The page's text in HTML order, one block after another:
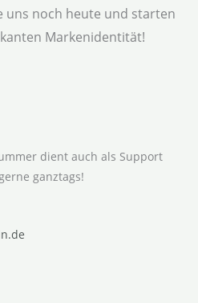
uns noch heute und starten
Markenidentität!
dient auch als Support
ganztags!